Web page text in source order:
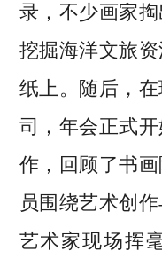
录，不少画家
挖掘海洋文旅
纸上。随后，
司，年会正式
作，回顾了书
员围绕艺术创
艺术家现场挥